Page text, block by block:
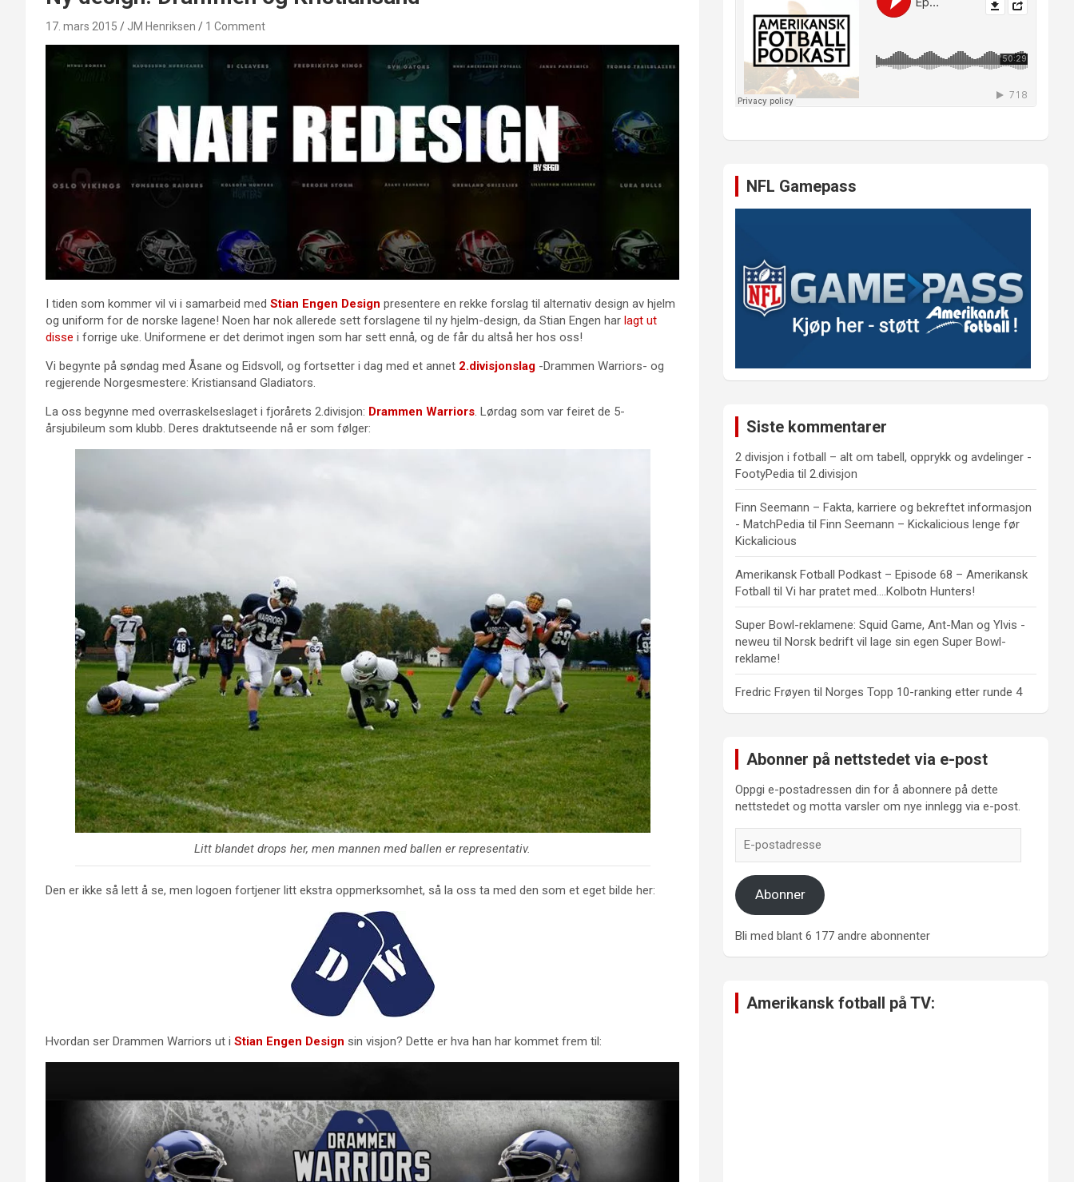
17. mars 2015 JM Henriksen 1 Comment
I tiden som kommer vil vi i samarbeid med Stian Engen Design presentere en rekke forslag til alternativ design av hjelm
og uniform for de norske lagene! Noen har nok allerede sett forslagene til ny hjelm-design, da Stian Engen har lagt ut
disse i forrige uke. Uniformene er det derimot ingen som har sett ennå, og de får du altså her hos oss!
Vi begynte på søndag med Åsane og Eidsvoll, og fortsetter i dag med et annet 2.divisjonslag -Drammen Warriors- og
regjerende Norgesmestere: Kristiansand Gladiators.
La oss begynne med overraskelseslaget i fjorårets 2.divisjon: Drammen Warriors. Lørdag som var feiret de 5-
årsjubileum som klubb. Deres draktutseende nå er som følger:
Litt blandet drops her, men mannen med ballen er representativ.
Den er ikke så lett å se, men logoen fortjener litt ekstra oppmerksomhet, så la oss ta med den som et eget bilde her:
Hvordan ser Drammen Warriors ut i Stian Engen Design sin visjon? Dette er hva han har kommet frem til:
NFL Gamepass
Siste kommentarer
2 divisjon i fotball – alt om tabell, opprykk og avdelinger -
FootyPedia til2.divisjon
Finn Seemann – Fakta, karriere og bekreftet informasjon
- MatchPedia tilFinn Seemann – Kickalicious lenge før
Kickalicious
Amerikansk Fotball Podkast – Episode 68 – Amerikansk
Fotball tilVi har pratet med….Kolbotn Hunters!
Super Bowl-reklamene: Squid Game, Ant-Man og Ylvis -
neweu tilNorsk bedrift vil lage sin egen Super Bowl-
reklame!
Fredric Frøyen tilNorges Topp 10-ranking etter runde 4
Abonner på nettstedet via e-post
Oppgi e-postadressen din for å abonnere på dette
nettstedet og motta varsler om nye innlegg via e-post.
postadresse
Abonner
Bli med blant 6 177 andre abonnenter
Amerikansk fotball på TV: